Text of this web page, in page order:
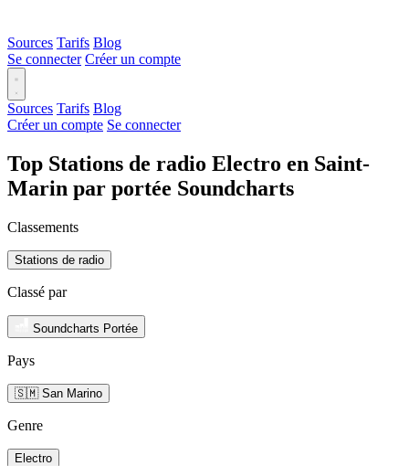
Sources Tarifs Blog
Se connecter Créer un compte
Sources Tarifs Blog
Créer un compte Se connecter
Top Stations de radio Electro en Saint-
Marin par portée Soundcharts
Classements
Stations de radio
Classé par
Soundcharts Portée
Pays
🇸🇲 San Marino
Genre
Electro